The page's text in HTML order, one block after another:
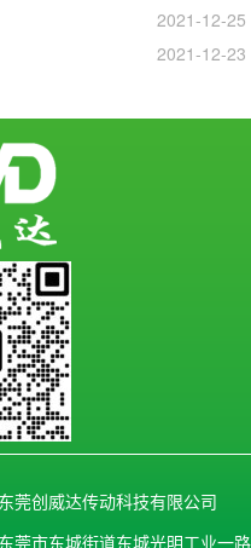
2021-12-25
2021-12-23
莞创威达传动科技有限公司
莞市东城街道东城光明工业一路